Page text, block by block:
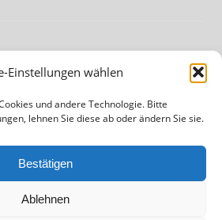
Einstellungen wählen
und andere Technologie. Bitte
lehnen Sie diese ab oder ändern Sie sie.
Bestätigen
Ablehnen